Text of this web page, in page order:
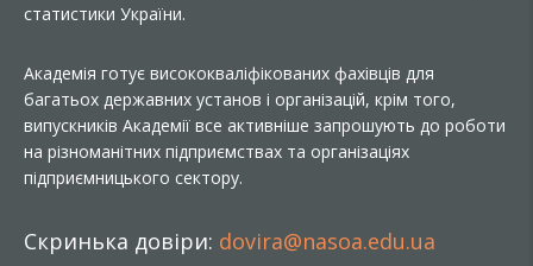
статистики України.
Академія готує висококваліфікованих фахівців для
багатьох державних установ і організацій, крім того,
випускників Академії все активніше запрошують до роботи
на різноманітних підприємствах та організаціях
підприємницького сектору.
Скринька довіри: dovira@nasoa.edu.ua